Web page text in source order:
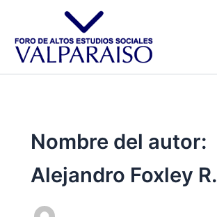
contenido
Nombre del autor:
Alejandro Foxley R.